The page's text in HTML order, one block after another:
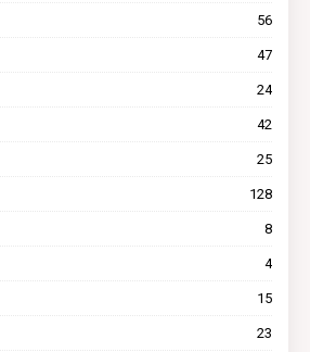
56
47
24
42
25
128
8
4
15
23